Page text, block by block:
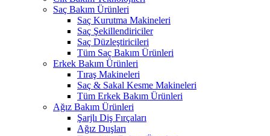
Saç Bakım Ürünleri
Saç Kurutma Makineleri
Saç Şekillendiriciler
Saç Düzleştiricileri
Tüm Saç Bakım Ürünleri
Erkek Bakım Ürünleri
Tıraş Makineleri
Saç & Sakal Kesme Makineleri
Tüm Erkek Bakım Ürünleri
Ağız Bakım Ürünleri
Şarjlı Diş Fırçaları
Ağız Duşları